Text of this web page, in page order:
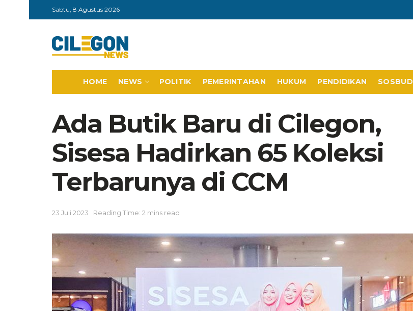
Sabtu, 8 Agustus 2026
HOME NEWS POLITIK PEMERINTAHAN HUKUM PENDIDIKAN SOSBUD
Ada Butik Baru di Cilegon,
Sisesa Hadirkan 65 Koleksi
Terbarunya di CCM
23 Juli 2023 Reading Time: 2 mins read